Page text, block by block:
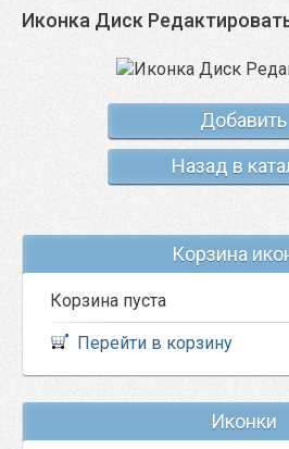
Иконка Диск
Добавить
Назад в
Корзина
Корзина пуста
Перейти в корзину
Иконки